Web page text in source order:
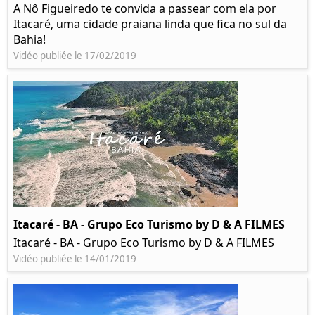
A Nô Figueiredo te convida a passear com ela por
Itacaré, uma cidade praiana linda que fica no sul da
Bahia!
Vidéo publiée le 17/02/2019
Itacaré - BA - Grupo Eco Turismo by D & A FILMES
Itacaré - BA - Grupo Eco Turismo by D & A FILMES
Vidéo publiée le 14/01/2019